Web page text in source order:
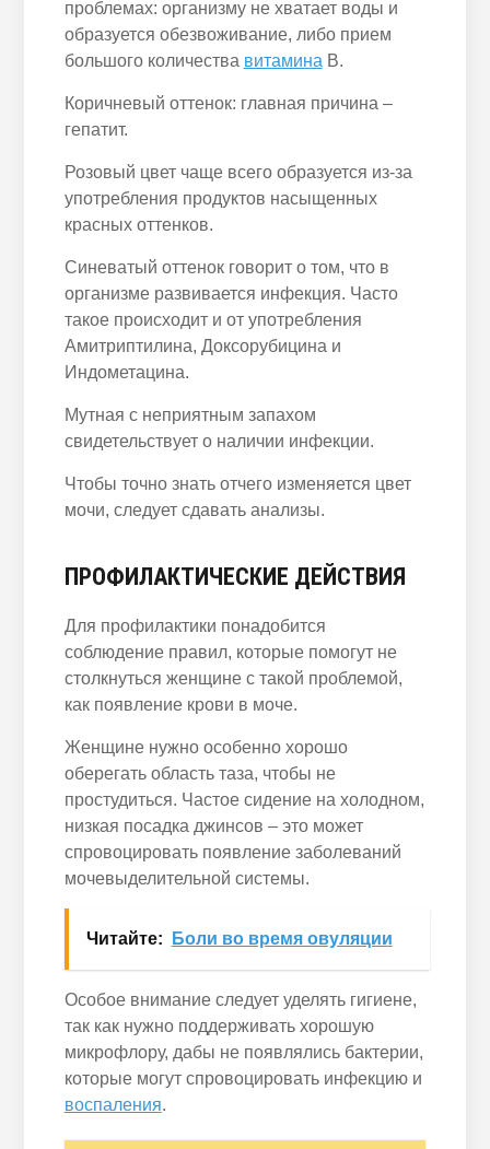
проблемах: организму не хватает воды и
образуется обезвоживание, либо прием
большого количества витамина В.
Коричневый оттенок: главная причина –
гепатит.
Розовый цвет чаще всего образуется из-за
употребления продуктов насыщенных
красных оттенков.
Синеватый оттенок говорит о том, что в
организме развивается инфекция. Часто
такое происходит и от употребления
Амитриптилина, Доксорубицина и
Индометацина.
Мутная с неприятным запахом
свидетельствует о наличии инфекции.
Чтобы точно знать отчего изменяется цвет
мочи, следует сдавать анализы.
ПРОФИЛАКТИЧЕСКИЕ ДЕЙСТВИЯ
Для профилактики понадобится
соблюдение правил, которые помогут не
столкнуться женщине с такой проблемой,
как появление крови в моче.
Женщине нужно особенно хорошо
оберегать область таза, чтобы не
простудиться. Частое сидение на холодном,
низкая посадка джинсов – это может
спровоцировать появление заболеваний
мочевыделительной системы.
Читайте: Боли во время овуляции
Особое внимание следует уделять гигиене,
так как нужно поддерживать хорошую
микрофлору, дабы не появлялись бактерии,
которые могут спровоцировать инфекцию и
воспаления.